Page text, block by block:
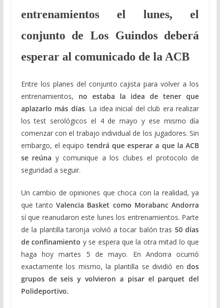
entrenamientos el lunes, el
conjunto de Los Guindos deberá
esperar al comunicado de la ACB
Entre los planes del conjunto cajista para volver a los
entrenamientos, no estaba la idea de tener que
aplazarlo más días. La idea inicial del club era realizar
los test serológicos el 4 de mayo y ese mismo día
comenzar con el trabajo individual de los jugadores. Sin
embargo, el equipo tendrá que esperar a que la ACB
se reúna y comunique a los clubes el protocolo de
seguridad a seguir.
Un cambio de opiniones que choca con la realidad, ya
que tantoValencia Basket como Morabanc Andorra
sí que reanudaron este lunes los entrenamientos. Parte
de la plantilla taronja volvió a tocar balón tras 50 días
de confinamiento y se espera que la otra mitad lo que
haga hoy martes 5 de mayo. En Andorra ocurrió
exactamente los mismo, la plantilla se dividió endos
grupos de seis y volvieron a pisar el parquet del
Polideportivo.